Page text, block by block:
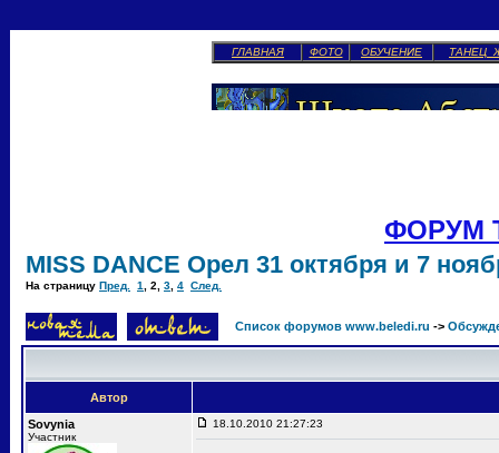
ГЛАВНАЯ ФОТО ОБУЧЕНИЕ ТАНЕЦ
ФОРУМ
MISS DANCE Орел 31 октября и 7
На страницу Пред. 1 2 3 4 След.
Список форумов www.beledi.ru ->
Автор
Sovynia
Участник
18.10.2010 21:27:23